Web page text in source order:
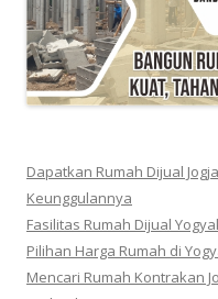
Dapatkan Rumah Dijual
Keunggulannya
Fasilitas Rumah Dijual
Pilihan Harga Rumah di
Mencari Rumah Kontrakan